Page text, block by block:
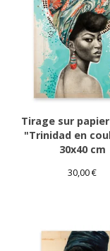
Tirage sur
"Trinidad en
30x40 cm
30,00€